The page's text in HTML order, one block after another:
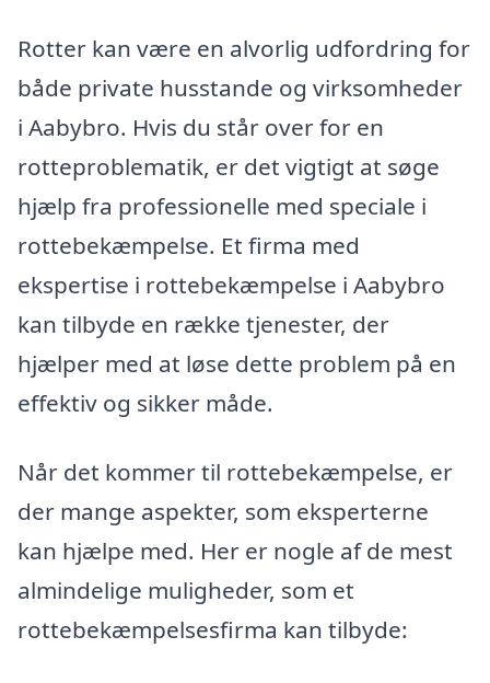
Rotter kan være en alvorlig udfordring for
både private husstande og virksomheder
i Aabybro. Hvis du står over for en
rotteproblematik, er det vigtigt at søge
hjælp fra professionelle med speciale i
rottebekæmpelse. Et firma med
ekspertise i rottebekæmpelse i Aabybro
kan tilbyde en række tjenester, der
hjælper med at løse dette problem på en
effektiv og sikker måde.
Når det kommer til rottebekæmpelse, er
der mange aspekter, som eksperterne
kan hjælpe med. Her er nogle af de mest
almindelige muligheder, som et
rottebekæmpelsesfirma kan tilbyde: